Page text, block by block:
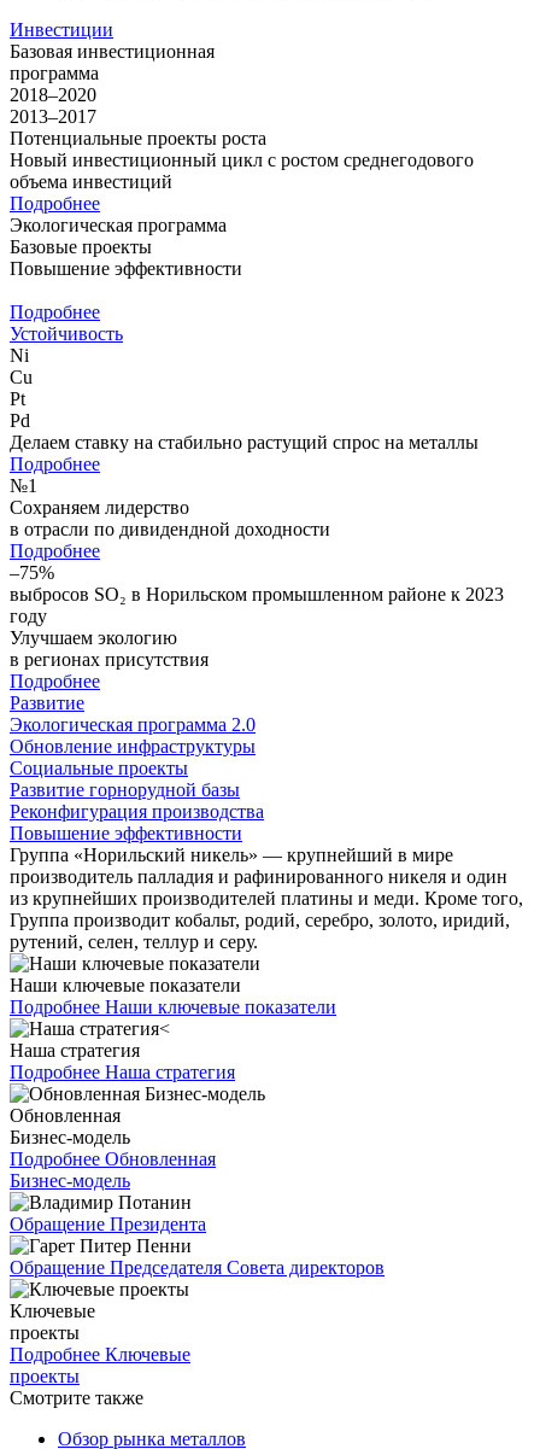
Инвестиции
Базовая инвестиционная
программа
2018–2020
2013–2017
Потенциальные проекты роста
Новый инвестиционный цикл с ростом среднегодового
объема инвестиций
Подробнее
Экологическая программа
Базовые проекты
Повышение эффективности
Подробнее
Устойчивость
Ni
Cu
Pt
Pd
Делаем ставку на стабильно растущий спрос на металлы
Подробнее
№1
Сохраняем лидерство
в отрасли по дивидендной доходности
Подробнее
–75%
выбросов SO₂ в Норильском промышленном районе к 2023
году
Улучшаем экологию
в регионах присутствия
Подробнее
Развитие
Экологическая программа 2.0
Обновление инфраструктуры
Социальные проекты
Развитие горнорудной базы
Реконфигурация производства
Повышение эффективности
Группа «Норильский никель» — крупнейший в мире
производитель палладия и рафинированного никеля и один
из крупнейших производителей платины и меди. Кроме того,
Группа производит кобальт, родий, серебро, золото, иридий,
рутений, селен, теллур и серу.
Наши ключевые показатели
Подробнее Наши ключевые показатели
Наша стратегия
Подробнее Наша стратегия
Обновленная
Бизнес-модель
Подробнее Обновленная
Бизнес-модель
Обращение Президента
Обращение Председателя Совета директоров
Ключевые
проекты
Подробнее Ключевые
проекты
Смотрите также
Обзор рынка металлов